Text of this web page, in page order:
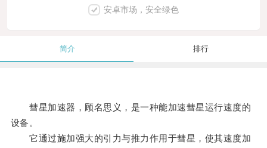
安卓市场，安全绿色
简介 排行
彗星加速器，顾名思义，是一种能加速彗星运行速度的
设备。
它通过施加强大的引力与推力作用于彗星，使其速度加